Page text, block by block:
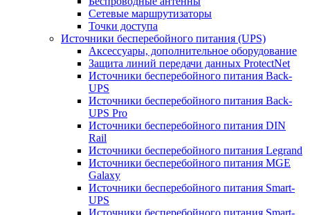
Сетевые маршрутизаторы
Точки доступа
Источники бесперебойного питания (UPS)
Аксессуары, дополнительное оборудование
Защита линий передачи данных ProtectNet
Источники бесперебойного питания Back-
UPS
Источники бесперебойного питания Back-
UPS Pro
Источники бесперебойного питания DIN
Rail
Источники бесперебойного питания Legrand
Источники бесперебойного питания MGE
Galaxy
Источники бесперебойного питания Smart-
UPS
Источники бесперебойного питания Smart-